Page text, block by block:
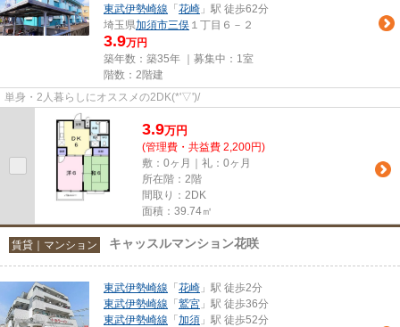
東武伊勢崎線 「 花崎 」駅 徒歩62分
埼玉県加須市三俣 １丁目６－２
3.9万円
築年数：築35年 ｜募集中： 1室
階数：2階建
単身・2人暮らしにオススメの2DK(*'▽')/
3.9万円
(管理費・共益費 2,200円)
敷：0ヶ月｜礼：0ヶ月
所在階：2階
間取り：2DK
面積：39.74㎡
賃貸｜マンション キャッスルマンション花咲
東武伊勢崎線 「 花崎 」駅 徒歩2分
東武伊勢崎線 「 鷲宮 」駅 徒歩36分
東武伊勢崎線 「 加須 」駅 徒歩52分